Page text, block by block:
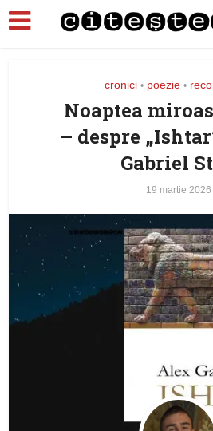
cronici • poezie •
Noaptea
– despre
Gabriel
19 martie 2026